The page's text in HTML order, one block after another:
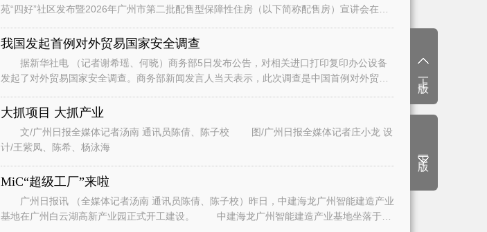
苑“四好”社区发布暨2026年广州市第二批配售型保障性住房（以下简称配售房）宣讲会在广
我国发起首例对外贸易国家安全调查
据新华社电 （记者谢希瑶、何晓）商务部5日发布公告，对相关进口打印复印办公设备
发起了对外贸易国家安全调查。商务部新闻发言人当天表示，此次调查是中国首例对外贸易
大抓项目 大抓产业
文/广州日报全媒体记者汤南 通讯员陈倩、陈子校 图/广州日报全媒体记者庄小龙 设
计/王紫凤、陈希、杨泳海
MiC“超级工厂”来啦
广州日报讯 （全媒体记者汤南 通讯员陈倩、陈子校）昨日，中建海龙广州智能建造产业
基地在广州白云湖高新产业园正式开工建设。 中建海龙广州智能建造产业基地坐落于白